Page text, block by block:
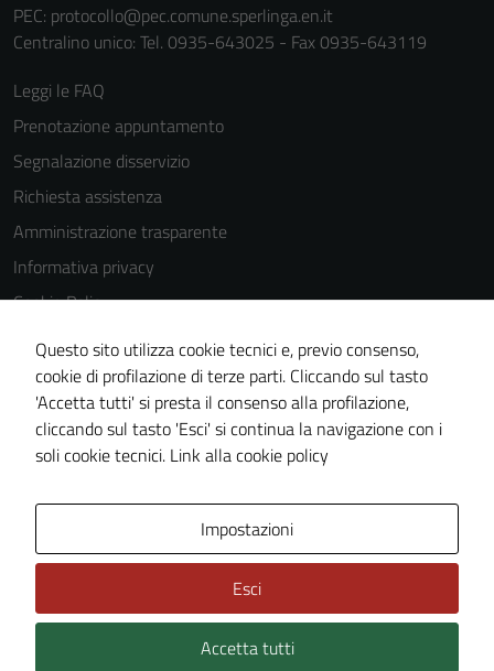
PEC: protocollo@pec.comune.sperlinga.en.it
Centralino unico: Tel. 0935-643025 - Fax 0935-643119
Leggi le FAQ
Prenotazione appuntamento
Segnalazione disservizio
Richiesta assistenza
Amministrazione trasparente
Informativa privacy
Cookie Policy
Note legali
Dichiarazione di accessibilità
Obiettivi di accessibilità
Piano di miglioramento del sito
Technical Design s.r.l.
Questo sito utilizza cookie tecnici e, previo consenso,
cookie di profilazione di terze parti. Cliccando sul tasto
'Accetta tutti' si presta il consenso alla profilazione,
cliccando sul tasto 'Esci' si continua la navigazione con i
soli cookie tecnici. Link alla cookie policy
Impostazioni
Esci
Accetta tutti